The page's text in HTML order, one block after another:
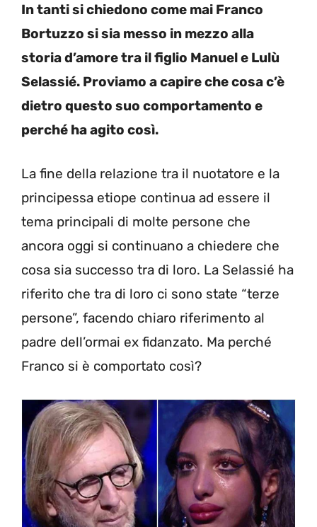
In tanti si chiedono come mai Franco
Bortuzzo si sia messo in mezzo alla
storia d’amore tra il figlio Manuel e Lulù
Selassié. Proviamo a capire che cosa c’è
dietro questo suo comportamento e
perché ha agito così.
La fine della relazione tra il nuotatore e la
principessa etiope continua ad essere il
tema principali di molte persone che
ancora oggi si continuano a chiedere che
cosa sia successo tra di loro. La Selassié ha
riferito che tra di loro ci sono state “terze
persone”, facendo chiaro riferimento al
padre dell’ormai ex fidanzato. Ma perché
Franco si è comportato così?